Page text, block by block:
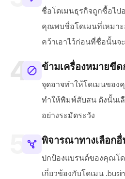
ชื่อโดเมนธุรกิจถูกซื้อไป
คุณพบชื่อโดเมนที่เหมา
คว้าเอาไว้ก่อนที่ชื่อนั้นจ
ข้ามเครื่องหมายขีด
จุดอาจทำให้โดเมนขอ
ทำให้พิมพ์สับสน ดังนั้น
อย่างระมัดระวัง
พิจารณาทางเลือก
ปกป้องแบรนด์ของคุณโ
เกี่ยวข้องกับโดเมน